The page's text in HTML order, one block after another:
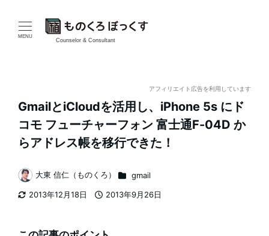
MENU
Counselor & Consultant
アフィリエイト広告を利用しています
GmailとiCloudを活用し、iPhone 5s にド
コモ フューチャーフォン 富士通F-04D か
らアドレス帳を移行できた！
2013年12月18日
2013年9月26日
著
者
大東 信仁（ものくろ） カテゴリー
gmail